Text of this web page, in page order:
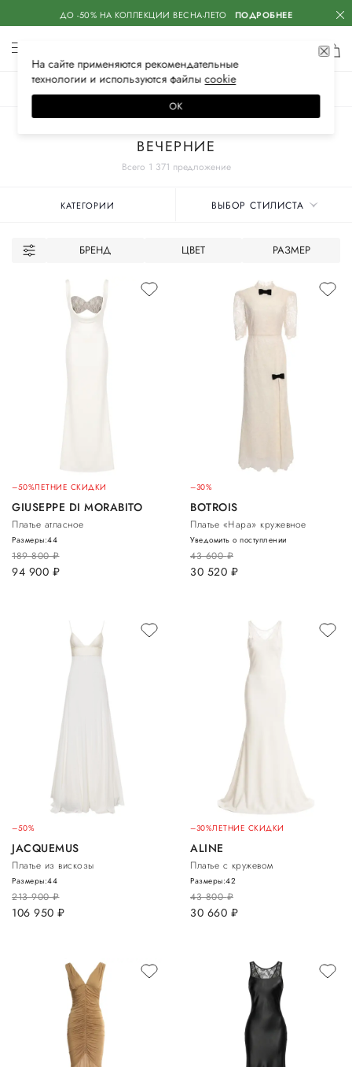
ДО -50% НА КОЛЛЕКЦИИ ВЕСНА-ЛЕТО ПОДРОБНЕЕ
Всего 1 371 предложение
ВЕЧЕРНИЕ
КАТЕГОРИИ ВЫБОР СТИЛИСТА
БРЕНД ЦВЕТ РАЗМЕР
–50%ЛЕТНИЕ СКИДКИ
GIUSEPPE DI MORABITO
Платье атласное
189 800руб.
94 900 руб.
Размеры:44
–30%
BOTROIS
Платье «Нара» кружевное
43 600руб.
30 520 руб.
Уведомить о поступлении
–50%
JACQUEMUS
Платье из вискозы
213 900руб.
106 950 руб.
Размеры:44
–30%ЛЕТНИЕ СКИДКИ
ALINE
Платье с кружевом
43 800руб.
30 660 руб.
Размеры:42
На сайте применяются рекомендательные
технологии и используются файлысооkiе
ОК